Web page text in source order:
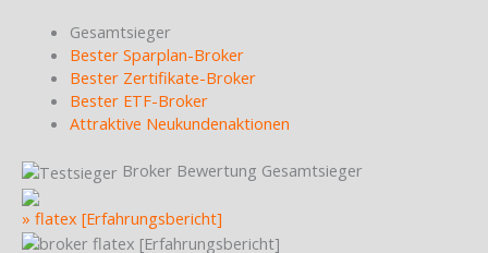
Gesamtsieger
Bester Sparplan-Broker
Bester Zertifikate-Broker
Bester ETF-Broker
Attraktive Neukundenaktionen
Broker Bewertung Gesamtsieger
» flatex [Erfahrungsbericht]